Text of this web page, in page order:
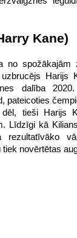
Kane)
no
Harijs
dalība
pateicoties
dēl, tieši Harijs
Līdzīgi kā
rezultatīvāko
novērtētas